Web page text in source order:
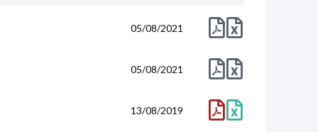
118K
0
05/08/2021
05/08/2021
13/08/2019